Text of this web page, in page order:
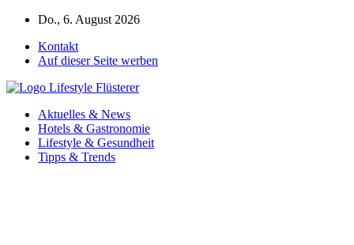
Zum
springen
Do., 6. August 2026
Kontakt
Auf dieser Seite werben
Aktuelles & News
Hotels & Gastronomie
Lifestyle & Gesundheit
Tipps & Trends